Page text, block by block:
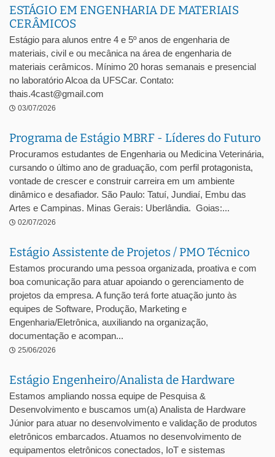
ESTÁGIO EM ENGENHARIA DE MATERIAIS
CERÂMICOS
Estágio para alunos entre 4 e 5º anos de engenharia de
materiais, civil e ou mecânica na área de engenharia de
materiais cerâmicos. Mínimo 20 horas semanais e presencial
no laboratório Alcoa da UFSCar. Contato:
thais.4cast@gmail.com
03/07/2026
Programa de Estágio MBRF - Líderes do Futuro
Procuramos estudantes de Engenharia ou Medicina Veterinária,
cursando o último ano de graduação, com perfil protagonista,
vontade de crescer e construir carreira em um ambiente
dinâmico e desafiador. São Paulo: Tatuí, Jundiaí, Embu das
Artes e Campinas. Minas Gerais: Uberlândia. Goias:...
02/07/2026
Estágio Assistente de Projetos / PMO Técnico
Estamos procurando uma pessoa organizada, proativa e com
boa comunicação para atuar apoiando o gerenciamento de
projetos da empresa. A função terá forte atuação junto às
equipes de Software, Produção, Marketing e
Engenharia/Eletrônica, auxiliando na organização,
documentação e acompan...
25/06/2026
Estágio Engenheiro/Analista de Hardware
Estamos ampliando nossa equipe de Pesquisa &
Desenvolvimento e buscamos um(a) Analista de Hardware
Júnior para atuar no desenvolvimento e validação de produtos
eletrônicos embarcados. Atuamos no desenvolvimento de
equipamentos eletrônicos conectados, IoT e sistemas